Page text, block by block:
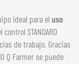
ideal para el uso
control STANDARD
de trabajo. Gracias
Q Farmer se puede